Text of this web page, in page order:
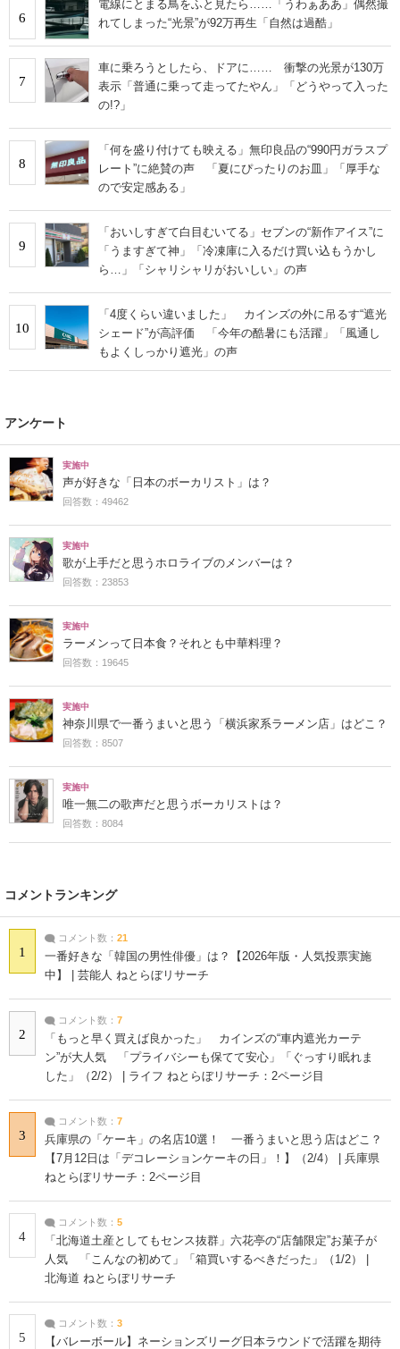
6
電線にとまる鳥をふと見たら……「うわぁああ」偶然撮
れてしまった“光景”が92万再生「自然は過酷」
7
車に乗ろうとしたら、ドアに…… 衝撃の光景が130万
表示「普通に乗って走ってたやん」「どうやって入った
の!?」
8
「何を盛り付けても映える」無印良品の“990円ガラスプ
レート”に絶賛の声 「夏にぴったりのお皿」「厚手な
ので安定感ある」
9
「おいしすぎて白目むいてる」セブンの“新作アイス”に
「うますぎて神」「冷凍庫に入るだけ買い込もうかし
ら…」「シャリシャリがおいしい」の声
10
「4度くらい違いました」 カインズの外に吊るす“遮光
シェード”が高評価 「今年の酷暑にも活躍」「風通し
もよくしっかり遮光」の声
アンケート
実施中
声が好きな「日本のボーカリスト」は？
回答数：49462
実施中
歌が上手だと思うホロライブのメンバーは？
回答数：23853
実施中
ラーメンって日本食？それとも中華料理？
回答数：19645
実施中
神奈川県で一番うまいと思う「横浜家系ラーメン店」はどこ？
回答数：8507
実施中
唯一無二の歌声だと思うボーカリストは？
回答数：8084
コメントランキング
1
コメント数： 21
一番好きな「韓国の男性俳優」は？【2026年版・人気投票実施
中】 | 芸能人 ねとらぼリサーチ
2
コメント数： 7
「もっと早く買えば良かった」 カインズの“車内遮光カーテ
ン”が大人気 「プライバシーも保てて安心」「ぐっすり眠れま
した」（2/2） | ライフ ねとらぼリサーチ：2ページ目
3
コメント数： 7
兵庫県の「ケーキ」の名店10選！ 一番うまいと思う店はどこ？
【7月12日は「デコレーションケーキの日」！】（2/4） | 兵庫県
ねとらぼリサーチ：2ページ目
4
コメント数： 5
「北海道土産としてもセンス抜群」六花亭の“店舗限定”お菓子が
人気 「こんなの初めて」「箱買いするべきだった」（1/2） |
北海道 ねとらぼリサーチ
5
コメント数： 3
【バレーボール】ネーションズリーグ日本ラウンドで活躍を期待